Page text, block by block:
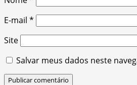
E-mail *
Site
Salvar meus dados neste